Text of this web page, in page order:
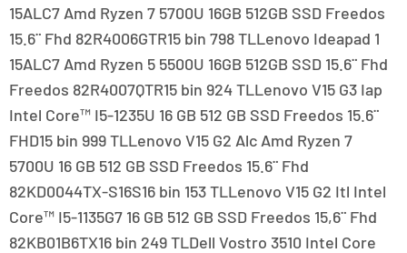
15ALC7 Amd Ryzen 7 5700U 16GB 512GB SSD Freedos
15.6¨ Fhd 82R4006GTR15 bin 798 TLLenovo Ideapad 1
15ALC7 Amd Ryzen 5 5500U 16GB 512GB SSD 15.6¨ Fhd
Freedos 82R4007QTR15 bin 924 TLLenovo V15 G3 Iap
Intel Core™ I5-1235U 16 GB 512 GB SSD Freedos 15.6¨
FHD15 bin 999 TLLenovo V15 G2 Alc Amd Ryzen 7
5700U 16 GB 512 GB SSD Freedos 15.6¨ Fhd
82KD0044TX-S16S16 bin 153 TLLenovo V15 G2 Itl Intel
Core™ I5-1135G7 16 GB 512 GB SSD Freedos 15,6¨ Fhd
82KB01B6TX16 bin 249 TLDell Vostro 3510 Intel Core